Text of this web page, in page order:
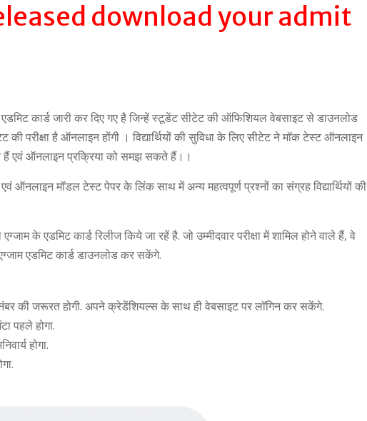
download your admit
कार्ड जारी कर दिए गए है जिन्हें स्टूडेंट सीटेट की ऑफिशियल वेबसाइट से डाउनलोड
परीक्षा है ऑनलाइन होंगी । विद्यार्थियों की सुविधा के लिए सीटेट ने मॉक टेस्ट ऑनलाइन
हैं एवं ऑनलाइन प्रक्रिया को समझ सकते हैं।।
ऑनलाइन मॉडल टेस्ट पेपर के लिंक साथ में अन्य महत्वपूर्ण प्रश्नों का संग्रह विद्यार्थियों की
के एडमिट कार्ड रिलीज किये जा रहें है. जो उम्‍मीदवार परीक्षा में शामिल होने वाले हैं, वे
एडमिट कार्ड डाउनलोड कर सकेंगे.
की जरूरत होगी. अपने क्रेडेंशियल्‍स के साथ ही वेबसाइट पर लॉगिन कर सकेंगे.
पहले होगा.
होगा.